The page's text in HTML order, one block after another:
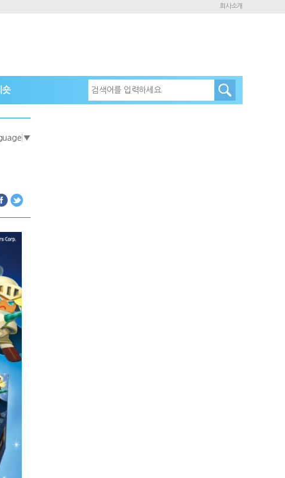
회사소개
숏
▼